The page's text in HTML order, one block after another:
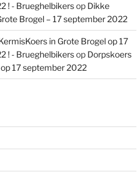
! - Brueghelbikersop Dikke
Brogel – 17 september 2022
in Grote Brogel op 17
! - Brueghelbikersop Dorpskoers
17 september 2022